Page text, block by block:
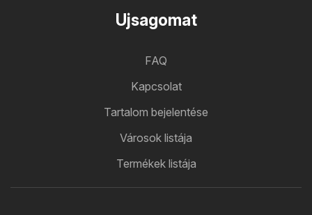
Ujsagomat
FAQ
Kapcsolat
Tartalom bejelentése
Városok listája
Termékek listája